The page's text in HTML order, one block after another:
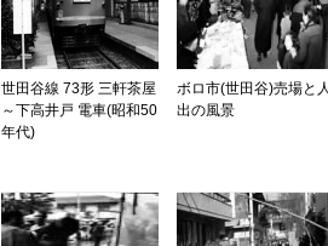
世田谷線 73形 三軒茶屋
～下高井戸 電車(昭和50
年代)
ボロ市(世田谷)売場と人
出の風景